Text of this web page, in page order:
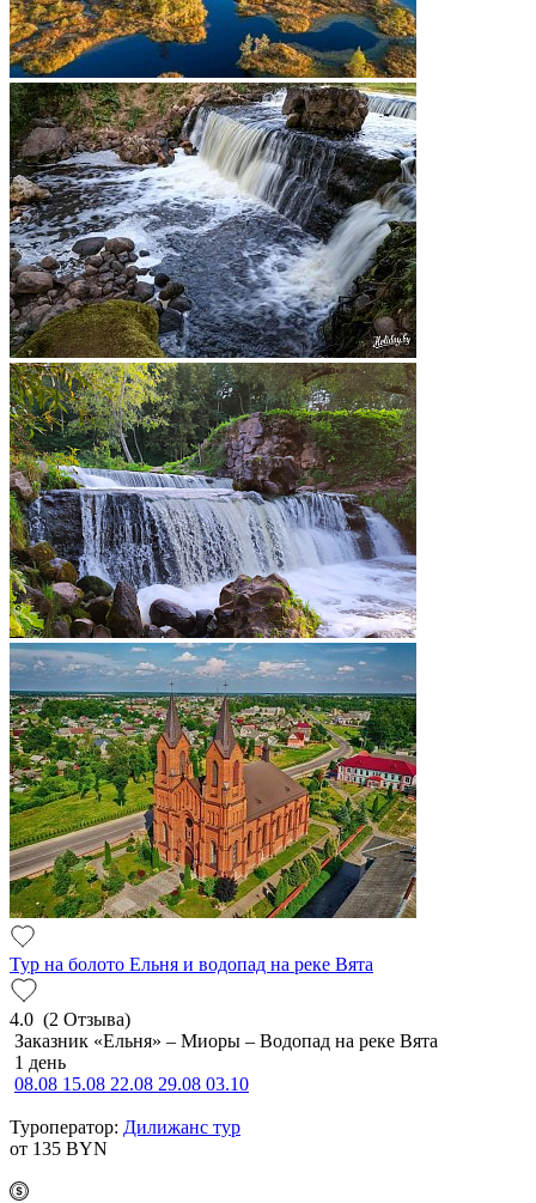
Тур на болото Ельня и водопад на реке Вята
4.0 (2 Отзыва)
Заказник «Ельня» – Миоры – Водопад на реке Вята
1 день
08.08 15.08 22.08 29.08 03.10
Туроператор: Дилижанс тур
от 135 BYN